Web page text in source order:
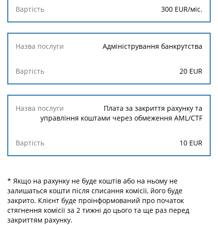
300 EUR/міс.
Адміністрування банкрутства
20 EUR
Плата за закриття рахунку та
управління коштами через обмеження AML/CTF
10 EUR
* Якщо на рахунку не буде коштів або на ньому не
залишаться кошти після списання комісії, його буде
закрито. Клієнт буде проінформований про початок
стягнення комісії за 2 тижні до цього та ще раз перед
закриттям рахунку.